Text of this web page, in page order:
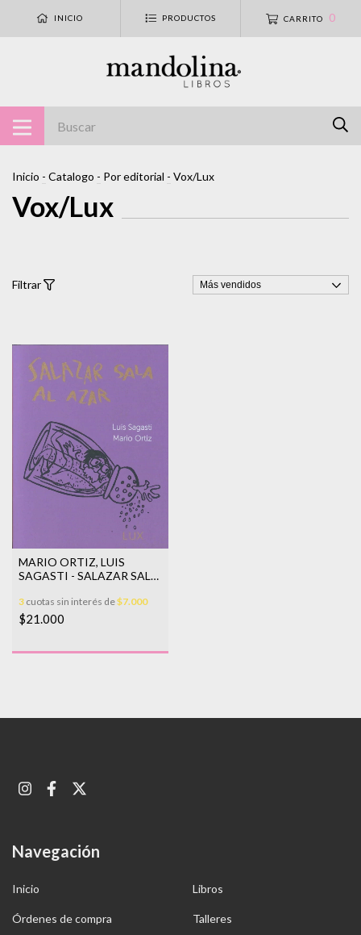
INICIO PRODUCTOS CARRITO 0
Inicio - Catalogo - Por editorial - Vox/Lux
Vox/Lux
Filtrar
MARIO ORTIZ, LUIS
SAGASTI - SALAZAR SALA
3 cuotas sin interés de$7.000
$21.000
Navegación
Inicio Libros
Órdenes de compra Talleres